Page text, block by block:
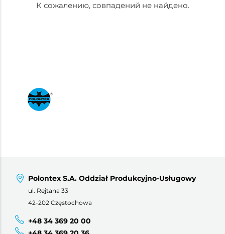
К сожалению, совпадений не найдено.
Polontex S.A. Oddział Produkcyjno-Usługowy
ul. Rejtana 33
42-202 Częstochowa
+48 34 369 20 00